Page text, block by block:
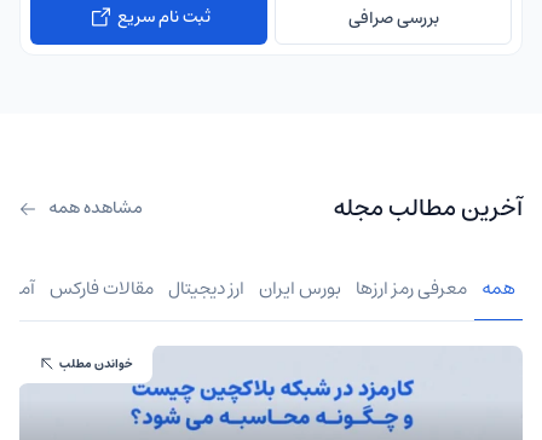
بررسی صرافی
ثبت نام سریع
آخرین مطالب مجله مشاهده همه
همه معرفی رمز ارزها بورس ایران ارز دیجیتال مقالات فارکس
خواندن مطلب